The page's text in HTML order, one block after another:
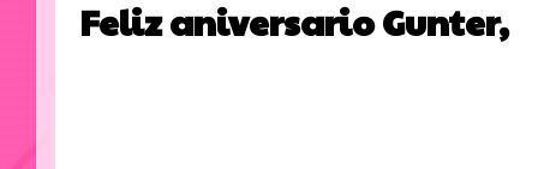
Feliz aniversario Gunter,